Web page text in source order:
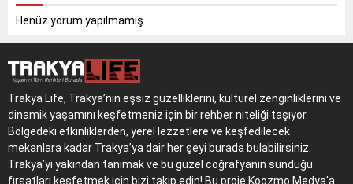
Henüz yorum yapılmamış.
Trakya Life, Trakya’nın eşsiz güzelliklerini, kültürel zenginliklerini ve
dinamik yaşamını keşfetmeniz için bir rehber niteliği taşıyor.
Bölgedeki etkinliklerden, yerel lezzetlere ve keşfedilecek
mekanlara kadar Trakya’ya dair her şeyi burada bulabilirsiniz.
Trakya’yı yakından tanımak ve bu güzel coğrafyanın sunduğu
fırsatları keşfetmek için bizi takip edin! Bu proje Koozmo Medya'a